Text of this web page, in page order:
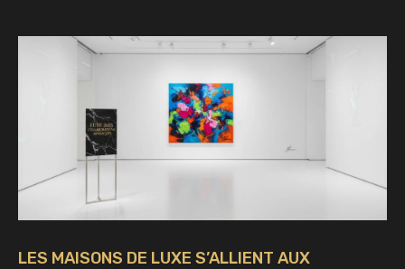
LES MAISONS DE LUXE S’ALLIENT AUX